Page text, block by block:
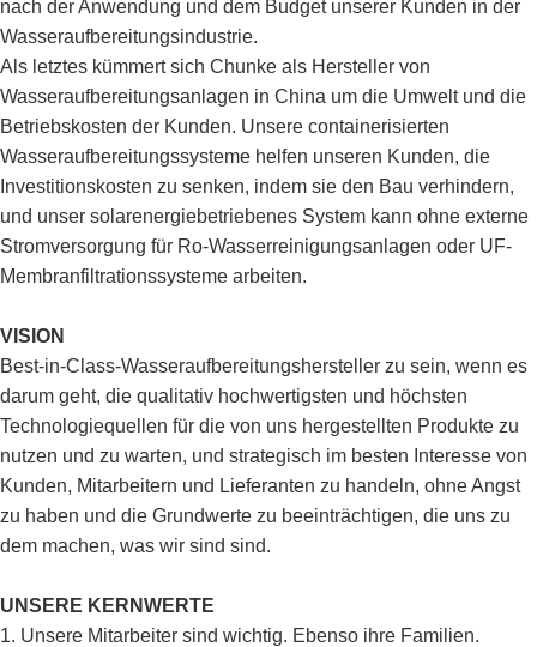
nach der Anwendung und dem Budget unserer Kunden in der
Wasseraufbereitungsindustrie.
Als letztes kümmert sich Chunke als Hersteller von
Wasseraufbereitungsanlagen in China um die Umwelt und die
Betriebskosten der Kunden. Unsere containerisierten
Wasseraufbereitungssysteme helfen unseren Kunden, die
Investitionskosten zu senken, indem sie den Bau verhindern,
und unser solarenergiebetriebenes System kann ohne externe
Stromversorgung für Ro-Wasserreinigungsanlagen oder UF-
Membranfiltrationssysteme arbeiten.
VISION
Best-in-Class-Wasseraufbereitungshersteller zu sein, wenn es
darum geht, die qualitativ hochwertigsten und höchsten
Technologiequellen für die von uns hergestellten Produkte zu
nutzen und zu warten, und strategisch im besten Interesse von
Kunden, Mitarbeitern und Lieferanten zu handeln, ohne Angst
zu haben und die Grundwerte zu beeinträchtigen, die uns zu
dem machen, was wir sind sind.
UNSERE KERNWERTE
1. Unsere Mitarbeiter sind wichtig. Ebenso ihre Familien.